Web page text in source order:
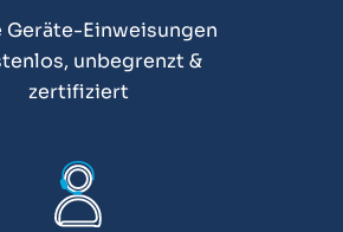
Geräte-Einweisungen
unbegrenzt &
zertifiziert